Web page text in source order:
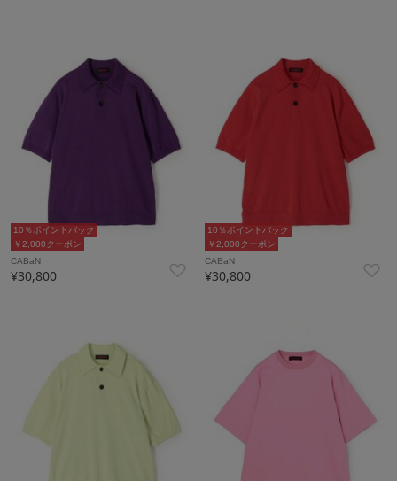
￥2,000クーポン
10％ポイントバック
CABaN
¥30,800
￥2,000クーポン
10％ポイントバック
CABaN
¥30,800